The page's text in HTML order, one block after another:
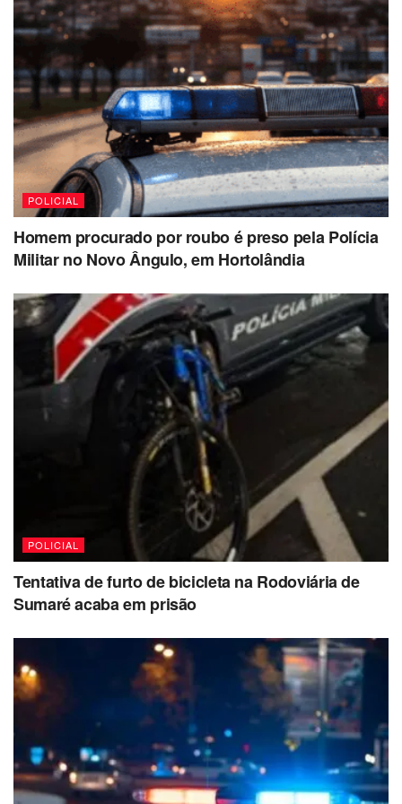
POLICIAL
Homem procurado por roubo é preso pela Polícia
Militar no Novo Ângulo, em Hortolândia
POLICIAL
Tentativa de furto de bicicleta na Rodoviária de
Sumaré acaba em prisão